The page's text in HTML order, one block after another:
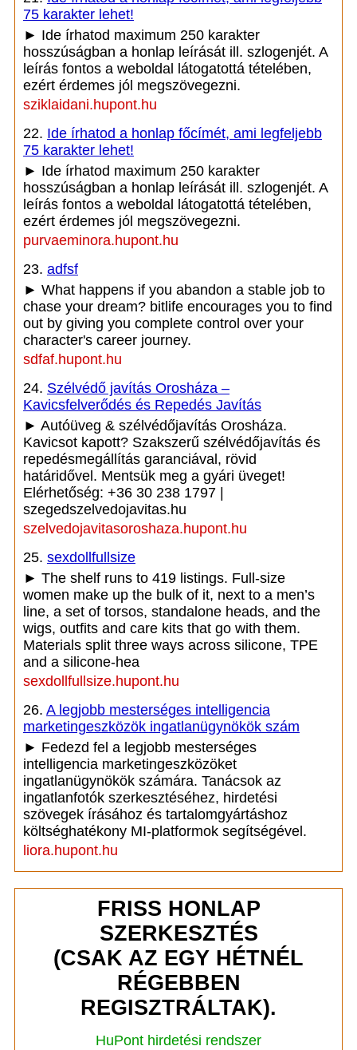
75 karakter lehet!
► Ide írhatod maximum 250 karakter
hosszúságban a honlap leírását ill. szlogenjét. A
leírás fontos a weboldal látogatottá tételében,
ezért érdemes jól megszövegezni.
sziklaidani.hupont.hu
22. Ide írhatod a honlap főcímét, ami legfeljebb
75 karakter lehet!
► Ide írhatod maximum 250 karakter
hosszúságban a honlap leírását ill. szlogenjét. A
leírás fontos a weboldal látogatottá tételében,
ezért érdemes jól megszövegezni.
purvaeminora.hupont.hu
23. adfsf
► What happens if you abandon a stable job to
chase your dream? bitlife encourages you to find
out by giving you complete control over your
character's career journey.
sdfaf.hupont.hu
24. Szélvédő javítás Orosháza –
Kavicsfelverődés és Repedés Javítás
► Autóüveg & szélvédőjavítás Orosháza.
Kavicsot kapott? Szakszerű szélvédőjavítás és
repedésmegállítás garanciával, rövid
határidővel. Mentsük meg a gyári üveget!
Elérhetőség: +36 30 238 1797 |
szegedszelvedojavitas.hu
szelvedojavitasoroshaza.hupont.hu
25. sexdollfullsize
► The shelf runs to 419 listings. Full-size
women make up the bulk of it, next to a men’s
line, a set of torsos, standalone heads, and the
wigs, outfits and care kits that go with them.
Materials split three ways across silicone, TPE
and a silicone-hea
sexdollfullsize.hupont.hu
26. A legjobb mesterséges intelligencia
marketingeszközök ingatlanügynökök szám
► Fedezd fel a legjobb mesterséges
intelligencia marketingeszközöket
ingatlanügynökök számára. Tanácsok az
ingatlanfotók szerkesztéséhez, hirdetési
szövegek írásához és tartalomgyártáshoz
költséghatékony MI-platformok segítségével.
liora.hupont.hu
FRISS HONLAP
SZERKESZTÉS
(CSAK AZ EGY HÉTNÉL
RÉGEBBEN
REGISZTRÁLTAK).
HuPont hirdetési rendszer